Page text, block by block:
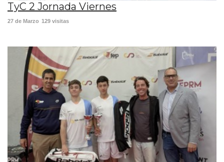
TyC 2 Jornada Viernes
27 de Marzo 129 visitas